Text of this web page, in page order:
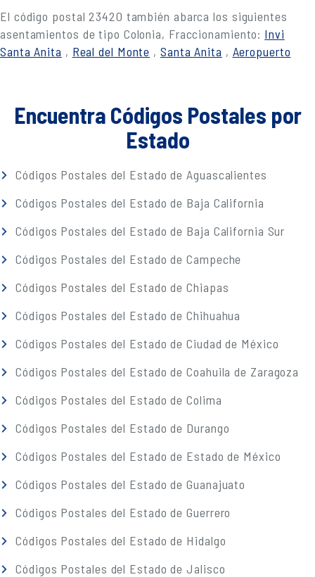
El código postal 23420 también abarca los siguientes
asentamientos de tipo Colonia, Fraccionamiento: Invi
Santa Anita , Real del Monte , Santa Anita , Aeropuerto
Encuentra Códigos Postales por
Estado
Códigos Postales del Estado de Aguascalientes
Códigos Postales del Estado de Baja California
Códigos Postales del Estado de Baja California Sur
Códigos Postales del Estado de Campeche
Códigos Postales del Estado de Chiapas
Códigos Postales del Estado de Chihuahua
Códigos Postales del Estado de Ciudad de México
Códigos Postales del Estado de Coahuila de Zaragoza
Códigos Postales del Estado de Colima
Códigos Postales del Estado de Durango
Códigos Postales del Estado de Estado de México
Códigos Postales del Estado de Guanajuato
Códigos Postales del Estado de Guerrero
Códigos Postales del Estado de Hidalgo
Códigos Postales del Estado de Jalisco